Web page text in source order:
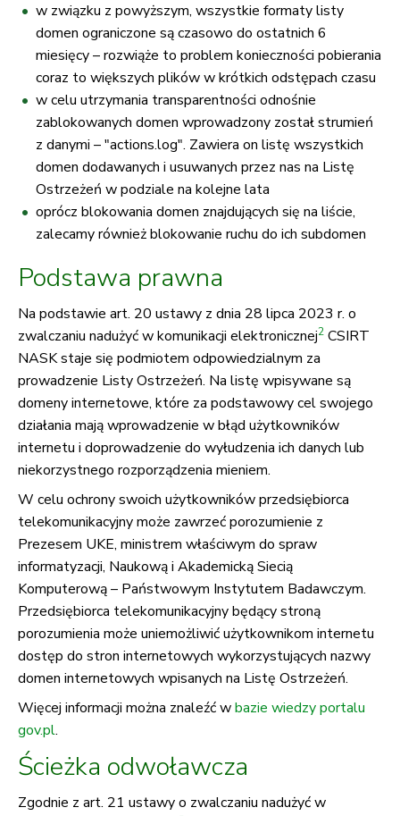
w związku z powyższym, wszystkie formaty listy
domen ograniczone są czasowo do ostatnich 6
miesięcy – rozwiąże to problem konieczności pobierania
coraz to większych plików w krótkich odstępach czasu
w celu utrzymania transparentności odnośnie
zablokowanych domen wprowadzony został strumień
z danymi – "actions.log". Zawiera on listę wszystkich
domen dodawanych i usuwanych przez nas na Listę
Ostrzeżeń w podziale na kolejne lata
oprócz blokowania domen znajdujących się na liście,
zalecamy również blokowanie ruchu do ich subdomen
Podstawa prawna
Na podstawie art. 20 ustawy z dnia 28 lipca 2023 r. o
zwalczaniu nadużyć w komunikacji elektronicznej2 CSIRT
NASK staje się podmiotem odpowiedzialnym za
prowadzenie Listy Ostrzeżeń. Na listę wpisywane są
domeny internetowe, które za podstawowy cel swojego
działania mają wprowadzenie w błąd użytkowników
internetu i doprowadzenie do wyłudzenia ich danych lub
niekorzystnego rozporządzenia mieniem.
W celu ochrony swoich użytkowników przedsiębiorca
telekomunikacyjny może zawrzeć porozumienie z
Prezesem UKE, ministrem właściwym do spraw
informatyzacji, Naukową i Akademicką Siecią
Komputerową – Państwowym Instytutem Badawczym.
Przedsiębiorca telekomunikacyjny będący stroną
porozumienia może uniemożliwić użytkownikom internetu
dostęp do stron internetowych wykorzystujących nazwy
domen internetowych wpisanych na Listę Ostrzeżeń.
Więcej informacji można znaleźć wbazie wiedzy portalu
gov.pl.
Ścieżka odwoławcza
Zgodnie z art. 21 ustawy o zwalczaniu nadużyć w